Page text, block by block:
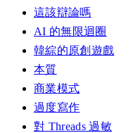
這該辯論嗎
AI 的無限迴圈
韓綜的原創遊戲
本質
商業模式
過度寫作
對 Threads 過敏